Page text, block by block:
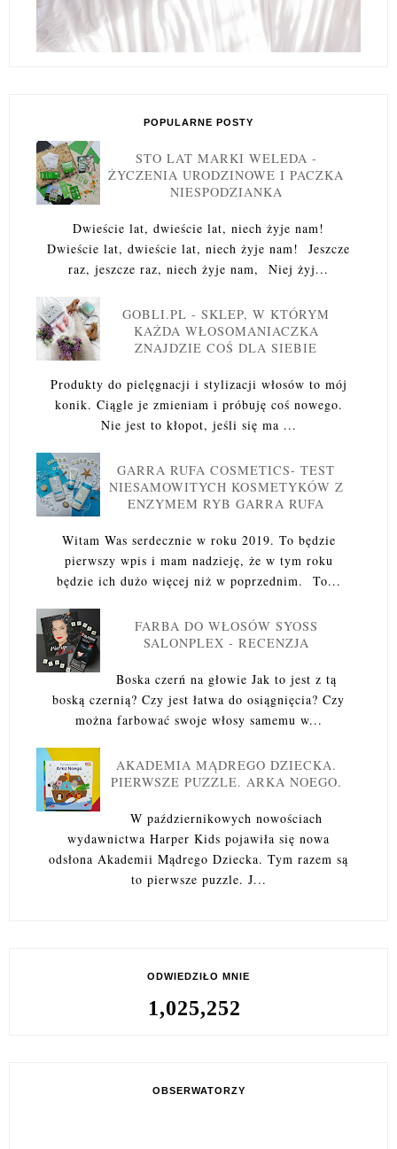
POPULARNE POSTY
STO LAT MARKI WELEDA -
ŻYCZENIA URODZINOWE I PACZKA
NIESPODZIANKA
Dwieście lat, dwieście lat, niech żyje nam!
Dwieście lat, dwieście lat, niech żyje nam! Jeszcze
raz, jeszcze raz, niech żyje nam, Niej żyj...
GOBLI.PL - SKLEP, W KTÓRYM
KAŻDA WŁOSOMANIACZKA
ZNAJDZIE COŚ DLA SIEBIE
Produkty do pielęgnacji i stylizacji włosów to mój
konik. Ciągle je zmieniam i próbuję coś nowego.
Nie jest to kłopot, jeśli się ma ...
GARRA RUFA COSMETICS- TEST
NIESAMOWITYCH KOSMETYKÓW Z
ENZYMEM RYB GARRA RUFA
Witam Was serdecznie w roku 2019. To będzie
pierwszy wpis i mam nadzieję, że w tym roku
będzie ich dużo więcej niż w poprzednim. To...
FARBA DO WŁOSÓW SYOSS
SALONPLEX - RECENZJA
Boska czerń na głowie Jak to jest z tą
boską czernią? Czy jest łatwa do osiągnięcia? Czy
można farbować swoje włosy samemu w...
AKADEMIA MĄDREGO DZIECKA.
PIERWSZE PUZZLE. ARKA NOEGO.
W październikowych nowościach
wydawnictwa Harper Kids pojawiła się nowa
odsłona Akademii Mądrego Dziecka. Tym razem są
to pierwsze puzzle. J...
ODWIEDZIŁO MNIE
1,025,252
OBSERWATORZY